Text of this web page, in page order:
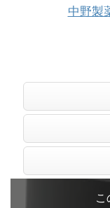
中野製
こ